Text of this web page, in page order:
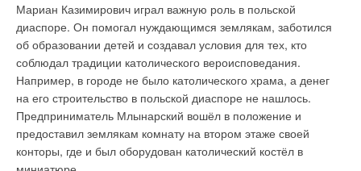
Мариан Казимирович играл важную роль в польской
диаспоре. Он помогал нуждающимся землякам, заботился
об образовании детей и создавал условия для тех, кто
соблюдал традиции католического вероисповедания.
Например, в городе не было католического храма, а денег
на его строительство в польской диаспоре не нашлось.
Предприниматель Млынарский вошёл в положение и
предоставил землякам комнату на втором этаже своей
конторы, где и был оборудован католический костёл в